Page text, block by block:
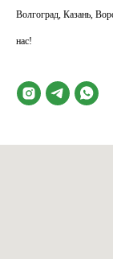
Волгоград, Казань,
нас!